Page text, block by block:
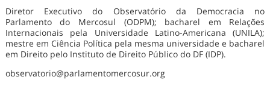
Diretor Executivo do Observatório da Democracia no
Parlamento do Mercosul (ODPM); bacharel em Relações
Internacionais pela Universidade Latino-Americana (UNILA);
mestre em Ciência Política pela mesma universidade e bacharel
em Direito pelo Instituto de Direito Público do DF (IDP).
observatorio@parlamentomercosur.org